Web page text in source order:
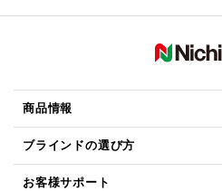
商品情報
ブラインドの選び方
お客様サポート